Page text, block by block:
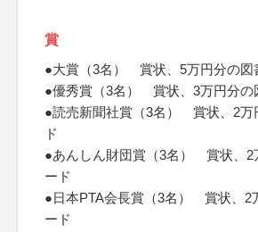
賞
●大賞（3名） 賞状、5万円分の図
●優秀賞（3名） 賞状、3万円分の
●読売新聞社賞（3名） 賞状、2万
ド
●あんしん財団賞（3名） 賞状、2
ード
●日本PTA会長賞（3名） 賞状、2
ード